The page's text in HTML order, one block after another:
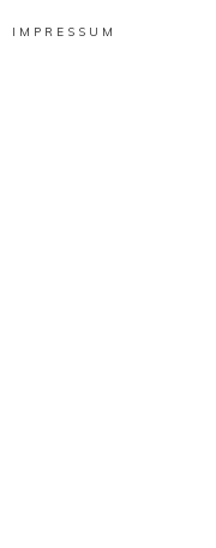
IMPRESSUM